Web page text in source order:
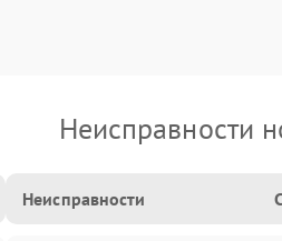
Неисправности
Неисправности